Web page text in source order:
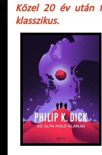
Közel 20 év után
klasszikus.